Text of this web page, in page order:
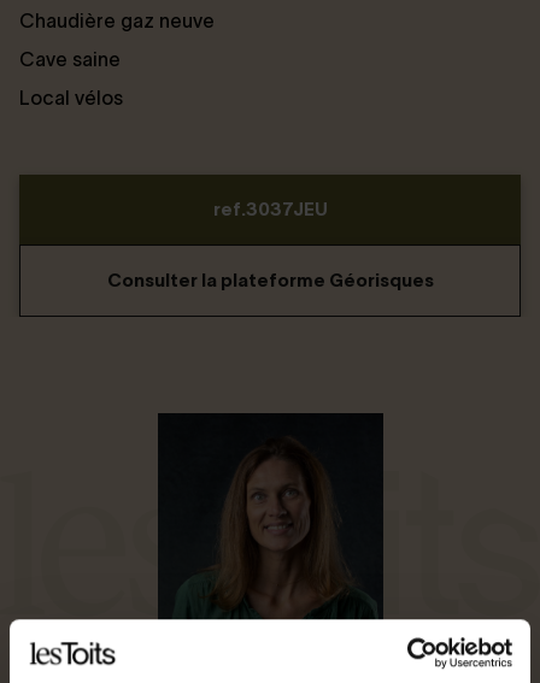
Chaudière gaz neuve
Cave saine
Local vélos
ref.3037JEU
Consulter la plateforme Géorisques